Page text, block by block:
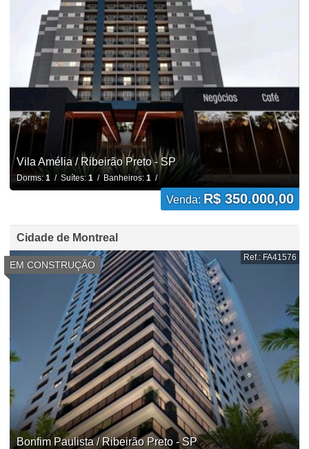
Vila Amélia / Ribeirão Preto - SP
Dorms:1 / Suítes: 1 / Banheiros: 1 /
Venda: R$ 350.000,00
Cidade de Montreal
EM CONSTRUÇÃO
Ref.: FA41576
Bonfim Paulista / Ribeirão Preto - SP